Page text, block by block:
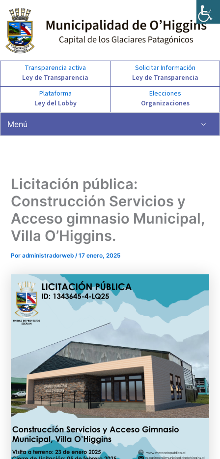
contenido
Transparencia activa
Ley de Transparencia
Solicitar Información
Ley de Transparencia
Plataforma
Ley del Lobby
Elecciones
Organizaciones
Menú
Licitación pública:
Construcción Servicios y
Acceso gimnasio Municipal,
Villa O’Higgins.
Poradministradorweb/17 enero, 2025